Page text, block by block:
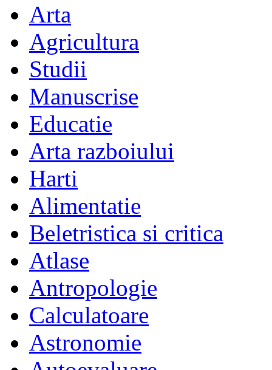
Arta
Agricultura
Studii
Manuscrise
Educatie
Arta razboiului
Harti
Alimentatie
Beletristica si critica
Atlase
Antropologie
Calculatoare
Astronomie